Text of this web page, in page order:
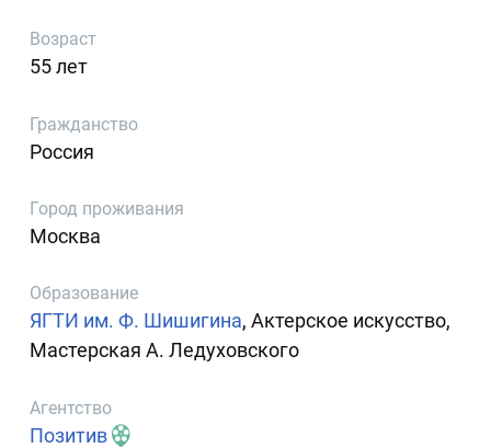
Возраст
55 лет
Гражданство
Россия
Город проживания
Москва
Образование
ЯГТИ им. Ф. Шишигина, Актерское искусство,
Мастерская А. Ледуховского
Агентство
Позитив